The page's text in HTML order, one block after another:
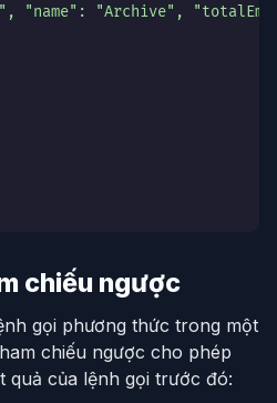
"name": "Archive",
chiếu ngược
gọi phương thức trong một
chiếu ngược cho phép
quả của lệnh gọi trước đó: